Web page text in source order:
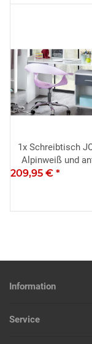
1x Schreibtisch
Alpinweiß und
209,95 € *
Information
Service